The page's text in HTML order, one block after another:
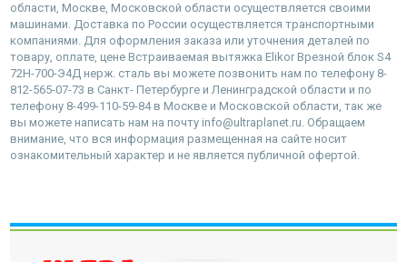
области, Москве, Московской области осуществляется своими
машинами. Доставка по России осуществляется транспортными
компаниями. Для оформления заказа или уточнения деталей по
товару, оплате, цене Встраиваемая вытяжка Elikor Врезной блок S4
72Н-700-Э4Д нерж. сталь вы можете позвонить нам по телефону 8-
812-565-07-73 в Санкт- Петербурге и Ленинградской области и по
телефону 8-499-110-59-84 в Москве и Московской области, так же
вы можете написать нам на почту info@ultraplanet.ru. Обращаем
внимание, что вся информация размещенная на сайте носит
ознакомительный характер и не является публичной офертой.
наверх